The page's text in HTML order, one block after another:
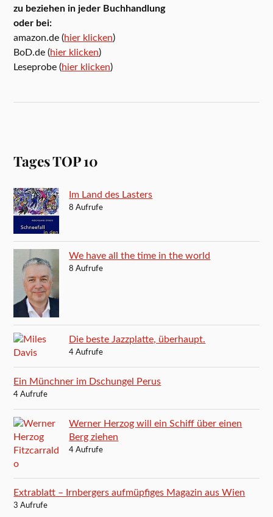
zu beziehen in jeder Buchhandlung
oder bei:
amazon.de (hier klicken)
BoD.de (hier klicken)
Leseprobe (hier klicken)
Tages TOP 10
Im Land des Lasters
8 Aufrufe
We have all the time in the world
8 Aufrufe
Die beste Jazzplatte, überhaupt.
4 Aufrufe
Ein Münchner im Dschungel Perus
4 Aufrufe
Werner Herzog will ein Schiff über einen
Berg ziehen
4 Aufrufe
Extrablatt – Irnbergers aufmüpfiges Magazin aus Wien
3 Aufrufe